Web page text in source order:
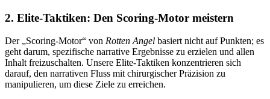
2. Elite-Taktiken: Den Scoring-Motor meistern
Der „Scoring-Motor“ von Rotten Angel basiert nicht auf Punkten; es
geht darum, spezifische narrative Ergebnisse zu erzielen und allen
Inhalt freizuschalten. Unsere Elite-Taktiken konzentrieren sich
darauf, den narrativen Fluss mit chirurgischer Präzision zu
manipulieren, um diese Ziele zu erreichen.